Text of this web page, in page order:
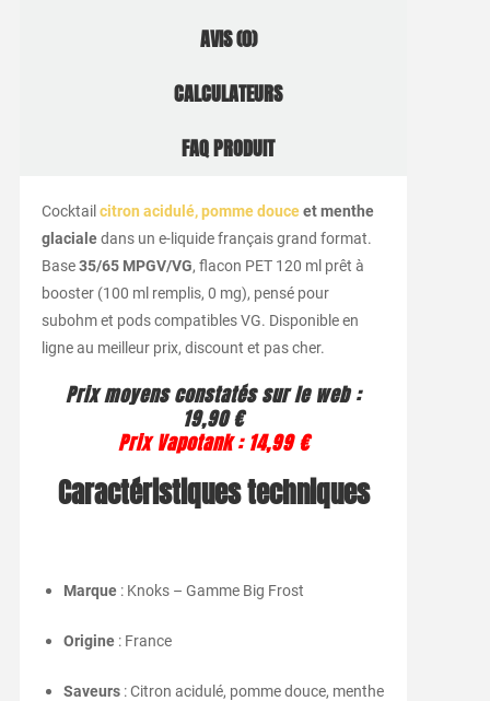
AVIS (0)
CALCULATEURS
FAQ PRODUIT
Cocktail citron acidulé, pomme douceet menthe
glacialedans un e-liquide français grand format.
Base35/65 MPGV/VG, flacon PET 120 ml prêt à
booster (100 ml remplis, 0 mg), pensé pour
subohm et pods compatibles VG. Disponible en
ligne au meilleur prix, discount et pas cher.
Prix moyens constatés sur le web :
19,90 €
Prix Vapotank : 14,99 €
Caractéristiques techniques
Marque: Knoks – Gamme Big Frost
Origine: France
Saveurs: Citron acidulé, pomme douce, menthe